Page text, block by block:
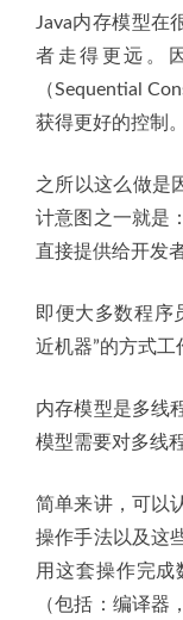
Java内存模型在
者走得更远。
（Sequential
获得更好的控制。
之所以这么做是
计意图之一就是
直接提供给开发
即便大多数程序
近机器”的方式工
内存模型是多线
模型需要对多线
简单来讲，可以
操作手法以及这
用这套操作完成
（包括：编译器